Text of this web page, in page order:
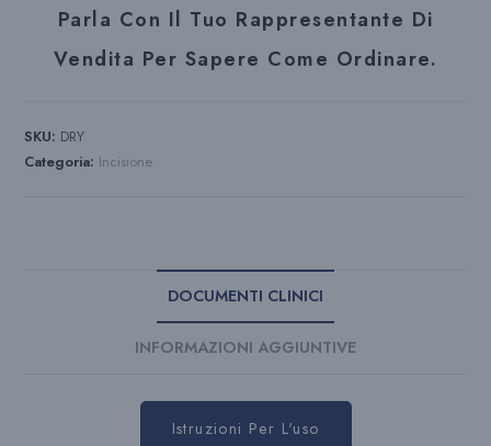
Parla Con Il Tuo Rappresentante Di
Vendita Per Sapere Come Ordinare.
SKU: DRY
Categoria: Incisione
DOCUMENTI CLINICI
INFORMAZIONI AGGIUNTIVE
Istruzioni Per L'uso